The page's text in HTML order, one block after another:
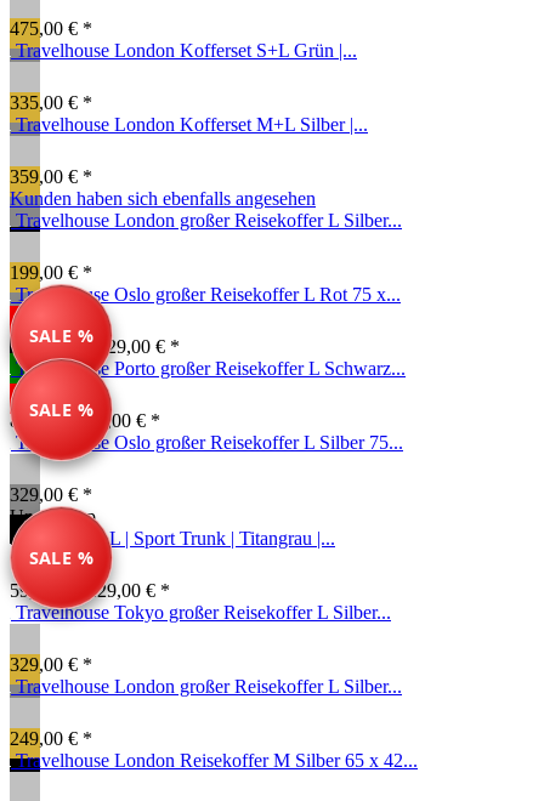
475,00 € *
Travelhouse London Kofferset S+L Grün |...
335,00 € *
Travelhouse London Kofferset M+L Silber |...
359,00 € *
Kunden haben sich ebenfalls angesehen
Travelhouse London großer Reisekoffer L Silber...
199,00 € *
SALE %
Travelhouse Oslo großer Reisekoffer L Rot 75 x...
269,00 € * 329,00 € *
SALE %
Travelhouse Porto großer Reisekoffer L Schwarz...
89,99 € *99,00 € *
Travelhouse Oslo großer Reisekoffer L Silber 75...
329,00 € *
SALE %
Unser Tipp
Reisekoffer L | Sport Trunk | Titangrau |...
59,99 € *
129,00 € *
Travelhouse Tokyo großer Reisekoffer L Silber...
329,00 € *
Travelhouse London großer Reisekoffer L Silber...
249,00 € *
Travelhouse London Reisekoffer M Silber 65 x 42...